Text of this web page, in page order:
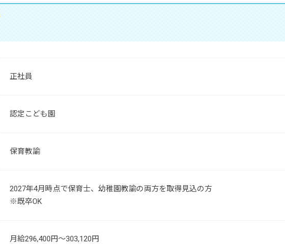
正社員
認定こども園
保育教諭
2027年4月時点で保育士、幼稚園教諭の両方を取得見込の方
※既卒OK
月給296,400円～303,120円